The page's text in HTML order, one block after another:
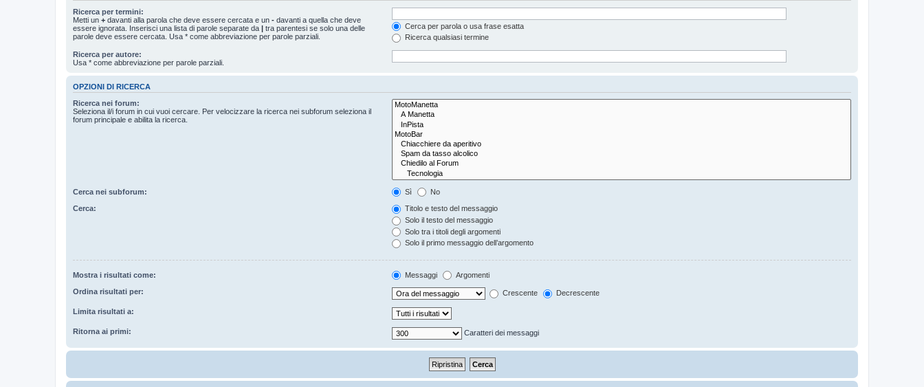
Ricerca per termini:
Metti un + davanti alla parola che deve essere cercata e un - davanti a quella che deve
essere ignorata. Inserisci una lista di parole separate da | tra parentesi se solo una delle
parole deve essere cercata. Usa * come abbreviazione per parole parziali.
Cerca per parola o usa frase esatta
Ricerca qualsiasi termine
Ricerca per autore:
Usa * come abbreviazione per parole parziali.
OPZIONI DI RICERCA
Ricerca nei forum:
Seleziona il/i forum in cui vuoi cercare. Per velocizzare la ricerca nei subforum seleziona il
forum principale e abilita la ricerca.
Cerca nei subforum: Sì No
Cerca:
Titolo e testo del messaggio
Solo il testo del messaggio
Solo tra i titoli degli argomenti
Solo il primo messaggio dell’argomento
Mostra i risultati come: Messaggi Argomenti
Ordina risultati per: Crescente Decrescente
Limita risultati a:
Ritorna ai primi: Caratteri dei messaggi